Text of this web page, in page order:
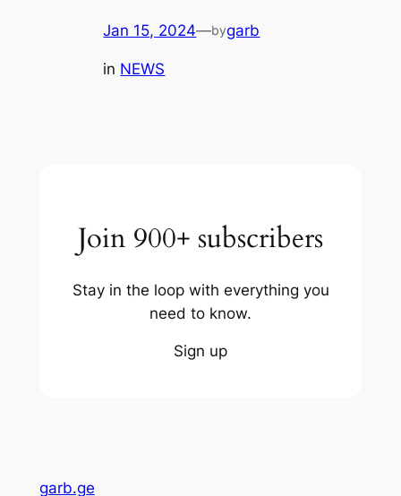
Jan 15, 2024—bygarb
in NEWS
Join 900+ subscribers
Stay in the loop with everything you
need to know.
Sign up
garb.ge